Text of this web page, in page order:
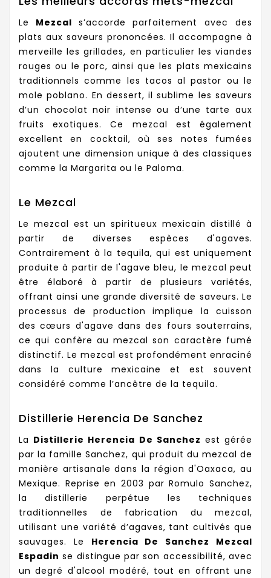
Le Mezcal s’accorde parfaitement avec des
plats aux saveurs prononcées. Il accompagne à
merveille les grillades, en particulier les viandes
rouges ou le porc, ainsi que les plats mexicains
traditionnels comme les tacos al pastor ou le
mole poblano. En dessert, il sublime les saveurs
d’un chocolat noir intense ou d’une tarte aux
fruits exotiques. Ce mezcal est également
excellent en cocktail, où ses notes fumées
ajoutent une dimension unique à des classiques
comme la Margarita ou le Paloma.
Le Mezcal
Le mezcal est un spiritueux mexicain distillé à
partir de diverses espèces d'agaves.
Contrairement à la tequila, qui est uniquement
produite à partir de l'agave bleu, le mezcal peut
être élaboré à partir de plusieurs variétés,
offrant ainsi une grande diversité de saveurs. Le
processus de production implique la cuisson
des cœurs d'agave dans des fours souterrains,
ce qui confère au mezcal son caractère fumé
distinctif. Le mezcal est profondément enraciné
dans la culture mexicaine et est souvent
considéré comme l’ancêtre de la tequila.
Distillerie Herencia De Sanchez
La Distillerie Herencia De Sanchez est gérée
par la famille Sanchez, qui produit du mezcal de
manière artisanale dans la région d'Oaxaca, au
Mexique. Reprise en 2003 par Romulo Sanchez,
la distillerie perpétue les techniques
traditionnelles de fabrication du mezcal,
utilisant une variété d’agaves, tant cultivés que
sauvages. Le Herencia De Sanchez Mezcal
Espadin se distingue par son accessibilité, avec
un degré d'alcool modéré, tout en offrant une